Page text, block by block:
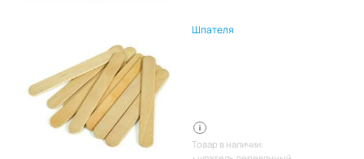
Шпателя
Товар в наличии: